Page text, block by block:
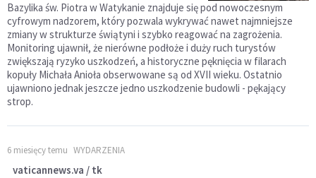
Bazylika św. Piotra w Watykanie znajduje się pod nowoczesnym
cyfrowym nadzorem, który pozwala wykrywać nawet najmniejsze
zmiany w strukturze świątyni i szybko reagować na zagrożenia.
Monitoring ujawnił, że nierówne podłoże i duży ruch turystów
zwiększają ryzyko uszkodzeń, a historyczne pęknięcia w filarach
kopuły Michała Anioła obserwowane są od XVII wieku. Ostatnio
ujawniono jednak jeszcze jedno uszkodzenie budowli - pękający
strop.
6 miesięcy temu WYDARZENIA
vaticannews.va / tk